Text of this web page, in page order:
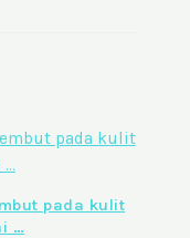
pada kulit
…